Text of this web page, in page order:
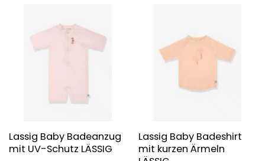
Lassig Baby Badeanzug
mit UV-Schutz LÄSSIG
Lassig Baby Badeshirt
mit kurzen Ärmeln